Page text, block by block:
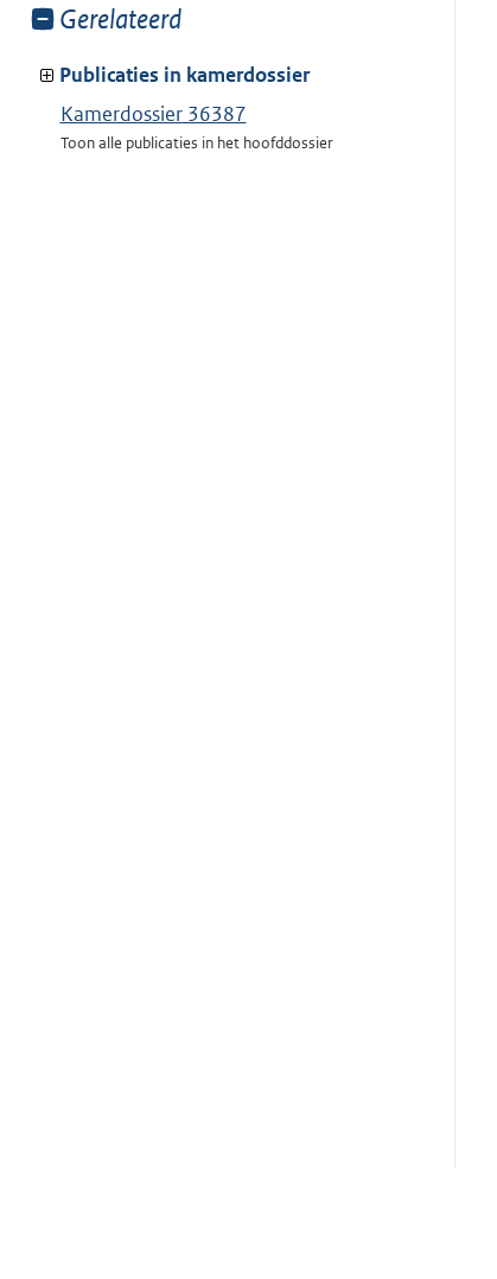
Toon
van:
Gerelateerd
Publicaties in kamerdossier
Kamerdossier 36387
Toon alle publicaties in het hoofddossier